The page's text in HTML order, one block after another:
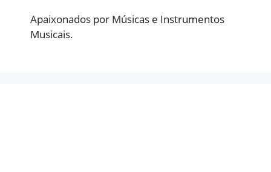
Apaixonados por Músicas e Instrumentos
Musicais.